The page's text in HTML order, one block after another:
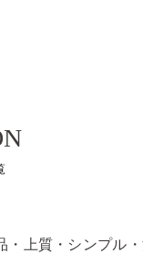
・上質・シンプル